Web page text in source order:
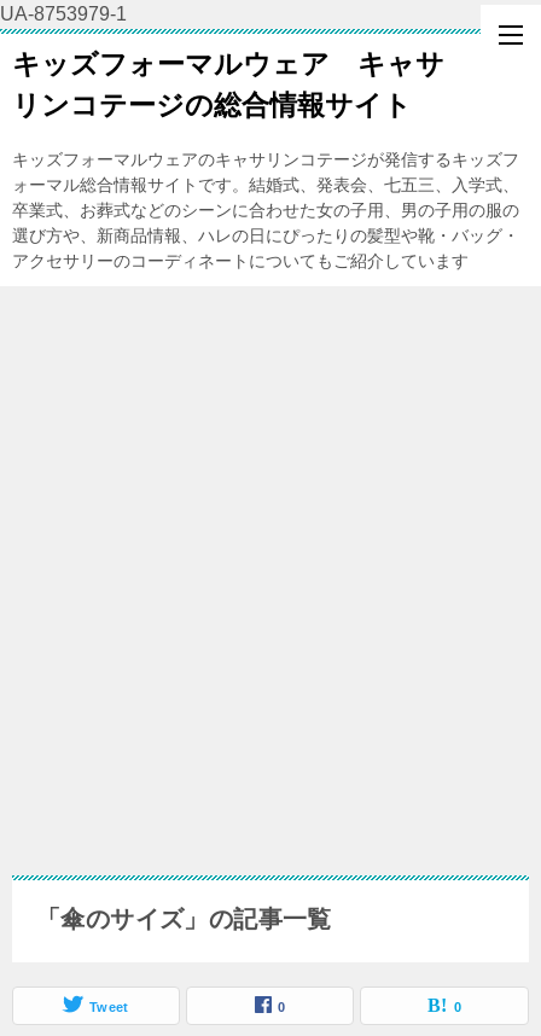
UA-8753979-1
キッズフォーマルウェア キャサ
リンコテージの総合情報サイト
キッズフォーマルウェアのキャサリンコテージが発信するキッズフ
ォーマル総合情報サイトです。結婚式、発表会、七五三、入学式、
卒業式、お葬式などのシーンに合わせた女の子用、男の子用の服の
選び方や、新商品情報、ハレの日にぴったりの髪型や靴・バッグ・
アクセサリーのコーディネートについてもご紹介しています
「傘のサイズ」の記事一覧
Tweet 0 0